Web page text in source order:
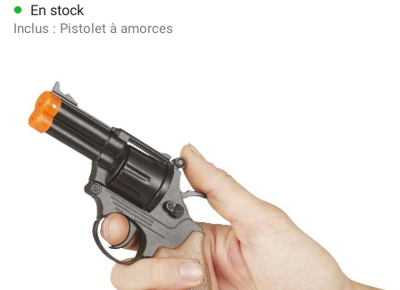
lens En stock
Inclus : Pistolet à amorces